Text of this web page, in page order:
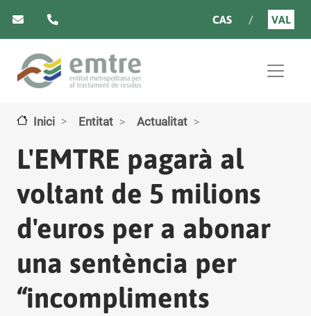
CAS VAL
Inici Entitat Actualitat
L'EMTRE pagarà al
voltant de 5 milions
d'euros per a abonar
una sentència per
“incompliments